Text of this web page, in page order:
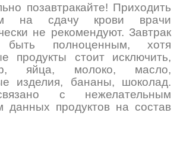
позавтракайте! Приходить
на сдачу крови врачи
не рекомендуют. Завтрак
быть полноценным, хотя
продукты стоит исключить,
яйца, молоко, масло,
изделия, бананы, шоколад.
с нежелательным
данных продуктов на состав